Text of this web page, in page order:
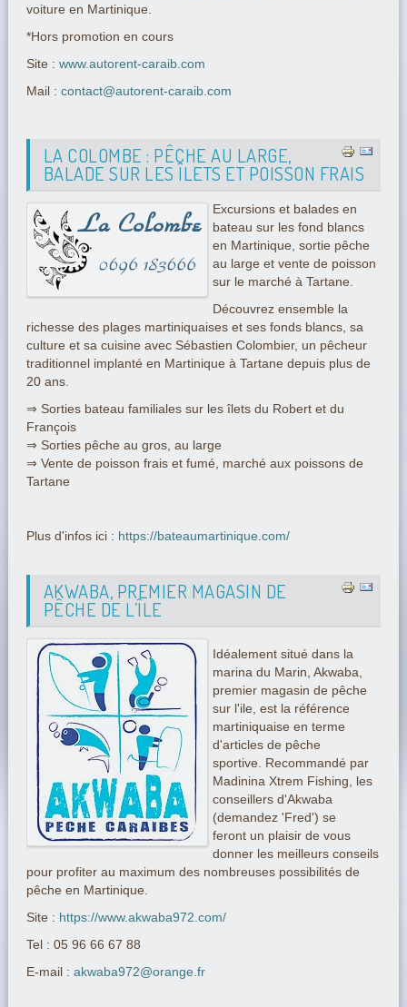
voiture en Martinique.
*Hors promotion en cours
Site : www.autorent-caraib.com
Mail : contact@autorent-caraib.com
LA COLOMBE : PÊCHE AU LARGE,
BALADE SUR LES ÎLETS ET POISSON FRAIS
Excursions et balades en
bateau sur les fond blancs
en Martinique, sortie pêche
au large et vente de poisson
sur le marché à Tartane.
Découvrez ensemble la
richesse des plages martiniquaises et ses fonds blancs, sa
culture et sa cuisine avec Sébastien Colombier, un pêcheur
traditionnel implanté en Martinique à Tartane depuis plus de
20 ans.
⇒ Sorties bateau familiales sur les îlets du Robert et du
François
⇒ Sorties pêche au gros, au large
⇒ Vente de poisson frais et fumé, marché aux poissons de
Tartane
Plus d'infos ici : https://bateaumartinique.com/
AKWABA, PREMIER MAGASIN DE
PÊCHE DE L’ÎLE
Idéalement situé dans la
marina du Marin, Akwaba,
premier magasin de pêche
sur l'ile, est la référence
martiniquaise en terme
d'articles de pêche
sportive. Recommandé par
Madinina Xtrem Fishing, les
conseillers d'Akwaba
(demandez 'Fred') se
feront un plaisir de vous
donner les meilleurs conseils
pour profiter au maximum des nombreuses possibilités de
pêche en Martinique.
Site : https://www.akwaba972.com/
Tel : 05 96 66 67 88
E-mail : akwaba972@orange.fr